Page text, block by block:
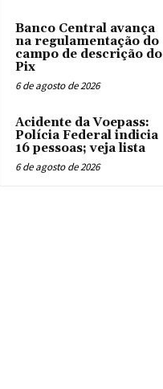
Banco Central avança
na regulamentação do
campo de descrição do
Pix
6 de agosto de 2026
Acidente da Voepass:
Polícia Federal indicia
16 pessoas; veja lista
6 de agosto de 2026